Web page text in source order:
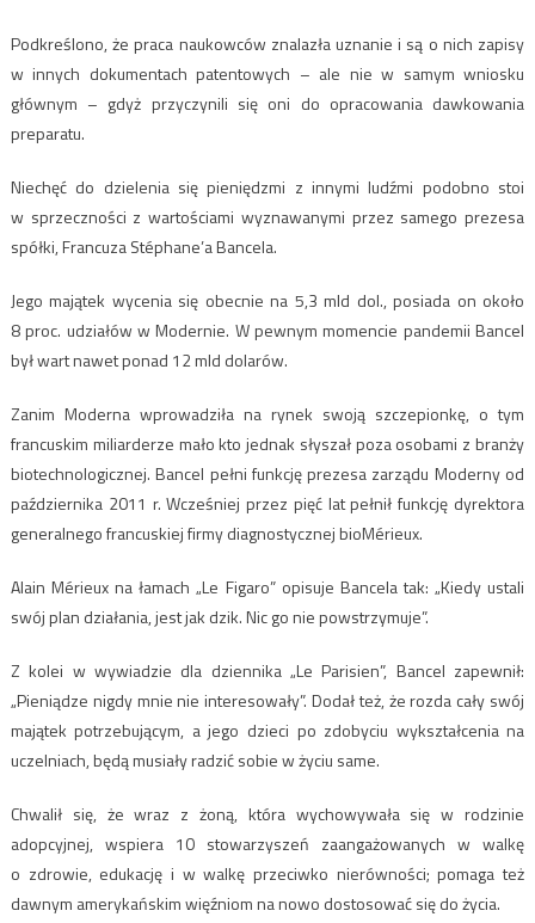
Podkreślono, że praca naukowców znalazła uznanie i są o nich zapisy
w innych dokumentach patentowych – ale nie w samym wniosku
głównym – gdyż przyczynili się oni do opracowania dawkowania
preparatu.
Niechęć do dzielenia się pieniędzmi z innymi ludźmi podobno stoi
w sprzeczności z wartościami wyznawanymi przez samego prezesa
spółki, Francuza Stéphane’a Bancela.
Jego majątek wycenia się obecnie na 5,3 mld dol., posiada on około
8 proc. udziałów w Modernie. W pewnym momencie pandemii Bancel
był wart nawet ponad 12 mld dolarów.
Zanim Moderna wprowadziła na rynek swoją szczepionkę, o tym
francuskim miliarderze mało kto jednak słyszał poza osobami z branży
biotechnologicznej. Bancel pełni funkcję prezesa zarządu Moderny od
października 2011 r. Wcześniej przez pięć lat pełnił funkcję dyrektora
generalnego francuskiej firmy diagnostycznej bioMérieux.
Alain Mérieux na łamach „Le Figaro” opisuje Bancela tak: „Kiedy ustali
swój plan działania, jest jak dzik. Nic go nie powstrzymuje”.
Z kolei w wywiadzie dla dziennika „Le Parisien”, Bancel zapewnił:
„Pieniądze nigdy mnie nie interesowały”. Dodał też, że rozda cały swój
majątek potrzebującym, a jego dzieci po zdobyciu wykształcenia na
uczelniach, będą musiały radzić sobie w życiu same.
Chwalił się, że wraz z żoną, która wychowywała się w rodzinie
adopcyjnej, wspiera 10 stowarzyszeń zaangażowanych w walkę
o zdrowie, edukację i w walkę przeciwko nierówności; pomaga też
dawnym amerykańskim więźniom na nowo dostosować się do życia.